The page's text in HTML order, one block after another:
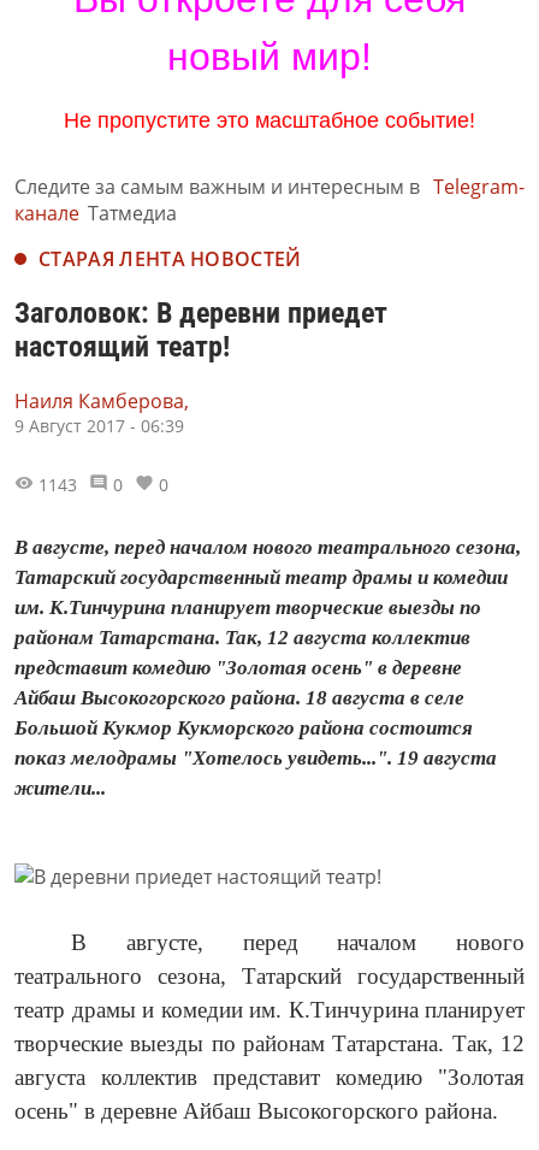
новый мир!
Не пропустите это масштабное событие!
Следите за самым важным и интересным в Telegram-
канале Татмедиа
СТАРАЯ ЛЕНТА НОВОСТЕЙ
Заголовок: В деревни приедет
настоящий театр!
Наиля Камберова,
9 Август 2017 - 06:39
1143 0 0
В августе, перед началом нового театрального сезона,
Татарский государственный театр драмы и комедии
им. К.Тинчурина планирует творческие выезды по
районам Татарстана. Так, 12 августа коллектив
представит комедию "Золотая осень" в деревне
Айбаш Высокогорского района. 18 августа в селе
Большой Кукмор Кукморского района состоится
показ мелодрамы "Хотелось увидеть...". 19 августа
жители...
В августе, перед началом нового
театрального сезона, Татарский государственный
театр драмы и комедии им. К.Тинчурина планирует
творческие выезды по районам Татарстана. Так, 12
августа коллектив представит комедию "Золотая
осень" в деревне Айбаш Высокогорского района.